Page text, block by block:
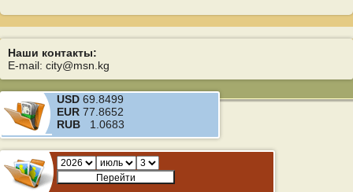
Наши контакты:
E-mail: city@msn.kg
USD 69.8499
EUR 77.8652
RUB 1.0683